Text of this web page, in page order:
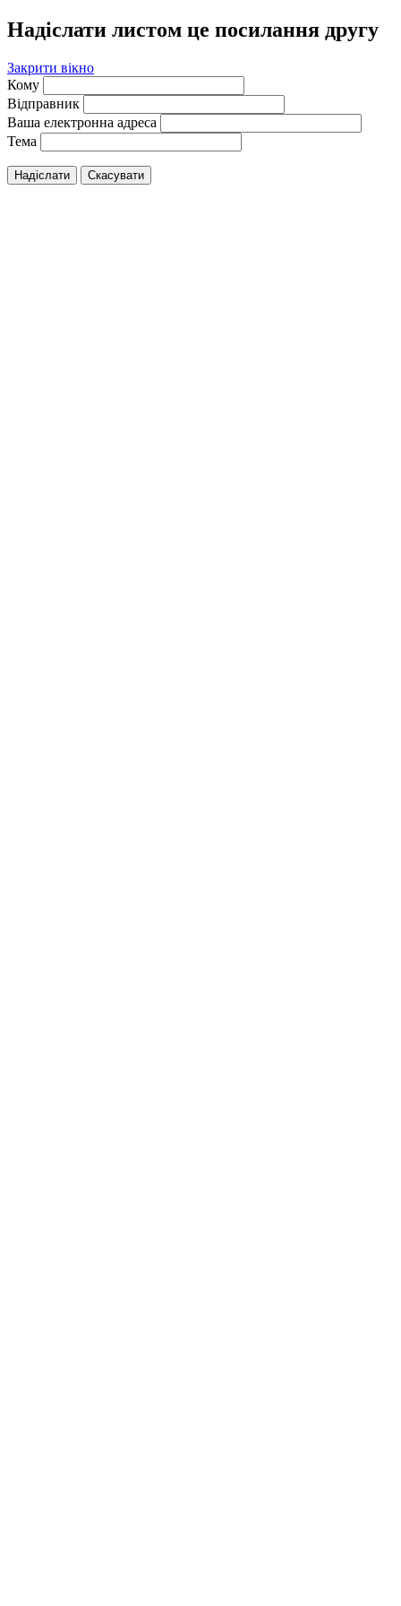
Надіслати листом це посилання другу
Закрити вікно
Кому
Відправник
Ваша електронна адреса
Тема
Надіслати Скасувати